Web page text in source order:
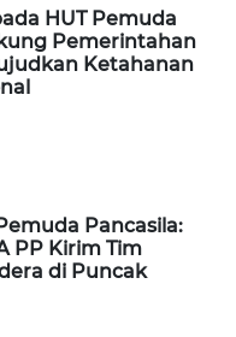
HUT Pemuda
Pemerintahan
Ketahanan
Pancasila:
PP Kirim Tim
di Puncak